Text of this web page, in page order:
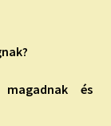
és